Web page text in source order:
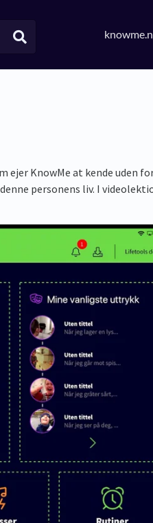
ejer KnowMe at kende uden
personens liv. I